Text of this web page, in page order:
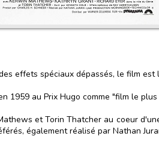
effets spéciaux dépassés, le film
1959 au Prix Hugo comme "film le
et Torin Thatcher au coeur
également réalisé par Nathan